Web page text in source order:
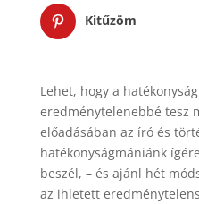
Kitűzöm
Lehet, hogy a
eredménytelenebbé tesz
előadásában az író és
hatékonyságmániánk
beszél, – és ajánl hét
az ihletett